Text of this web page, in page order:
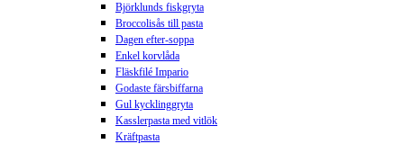
Björklunds fiskgryta
Broccolisås till pasta
Dagen efter-soppa
Enkel korvlåda
Fläskfilé Impario
Godaste färsbiffarna
Gul kycklinggryta
Kasslerpasta med vitlök
Kräftpasta